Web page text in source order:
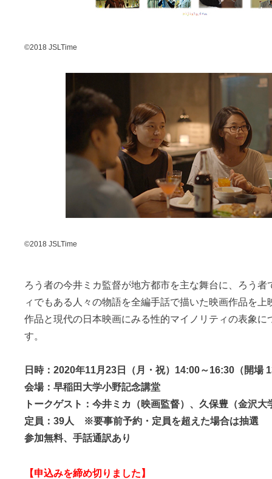
©2018 JSLTime
©2018 JSLTime
ろう者の今井ミカ監督が地方都市を主な舞台に、ろう者
ィでもある人々の物語を全編手話で描いた映画作品を上
作品と現代の日本映画にみる性的マイノリティの表象に
す。
日時：2020年11月23日（月・祝）14:00～16:30（開場
会場：早稲田大学小野記念講堂
トークゲスト：今井ミカ（映画監督）、久保豊（金沢大
定員：39人 ※要事前予約・定員を超えた場合は抽選
参加無料、手話通訳あり
【申込みを締め切りました】